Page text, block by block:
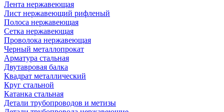
Лента нержавеющая
Лист нержавеющий рифленый
Полоса нержавеющая
Сетка нержавеющая
Проволока нержавеющая
Черный металлопрокат
Арматура стальная
Двутавровая балка
Квадрат металлический
Круг стальной
Катанка стальная
Детали трубопроводов и метизы